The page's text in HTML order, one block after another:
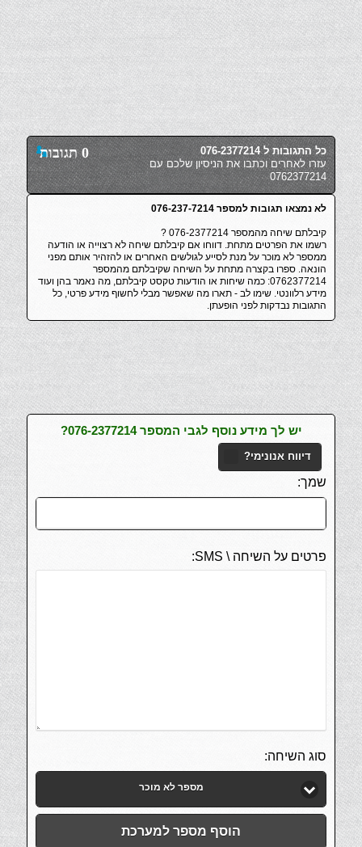
0 תגובות
כל התגובות ל 076-2377214
עזרו לאחרים וכתבו את הניסיון שלכם עם
0762377214
לא נמצאו תגובות למספר 076-237-7214
קיבלתם שיחה מהמספר 076-2377214 ?
רשמו את הפרטים מתחת. דווחו אם קיבלתם שיחה לא רצוייה או הודעה
ממספר לא מוכר על מנת לסייע לגולשים האחרים או להזהיר אותם מפני
הונאה. ספרו בקצרה מתחת על השיחה שקיבלתם מהמספר
0762377214: כמה שיחות או הודעות טקסט קיבלתם, מה נאמר בהן ועוד
מידע רלוונטי. שימו לב - תארו מה שאפשר מבלי לחשוף מידע פרטי, כל
התגובות נבדקות לפני הופעתן.
יש לך מידע נוסף לגבי המספר 076-2377214?
דיווח אנונימי?
שמך:
פרטים על השיחה \ SMS:
סוג השיחה:
מספר לא מוכר
הוסף מספר למערכת